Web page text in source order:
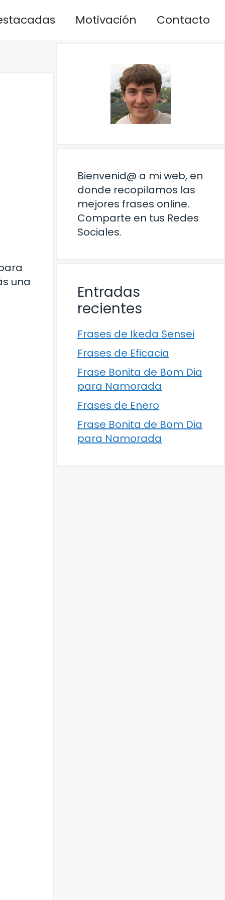
Motivación Contacto
una
Bienvenid@ a mi web, en
donde recopilamos las
mejores frases online.
Comparte en tus Redes
Sociales.
Entradas
recientes
Frases de Ikeda Sensei
Frases de Eficacia
Frase Bonita de Bom Dia
para Namorada
Frases de Enero
Frase Bonita de Bom Dia
para Namorada